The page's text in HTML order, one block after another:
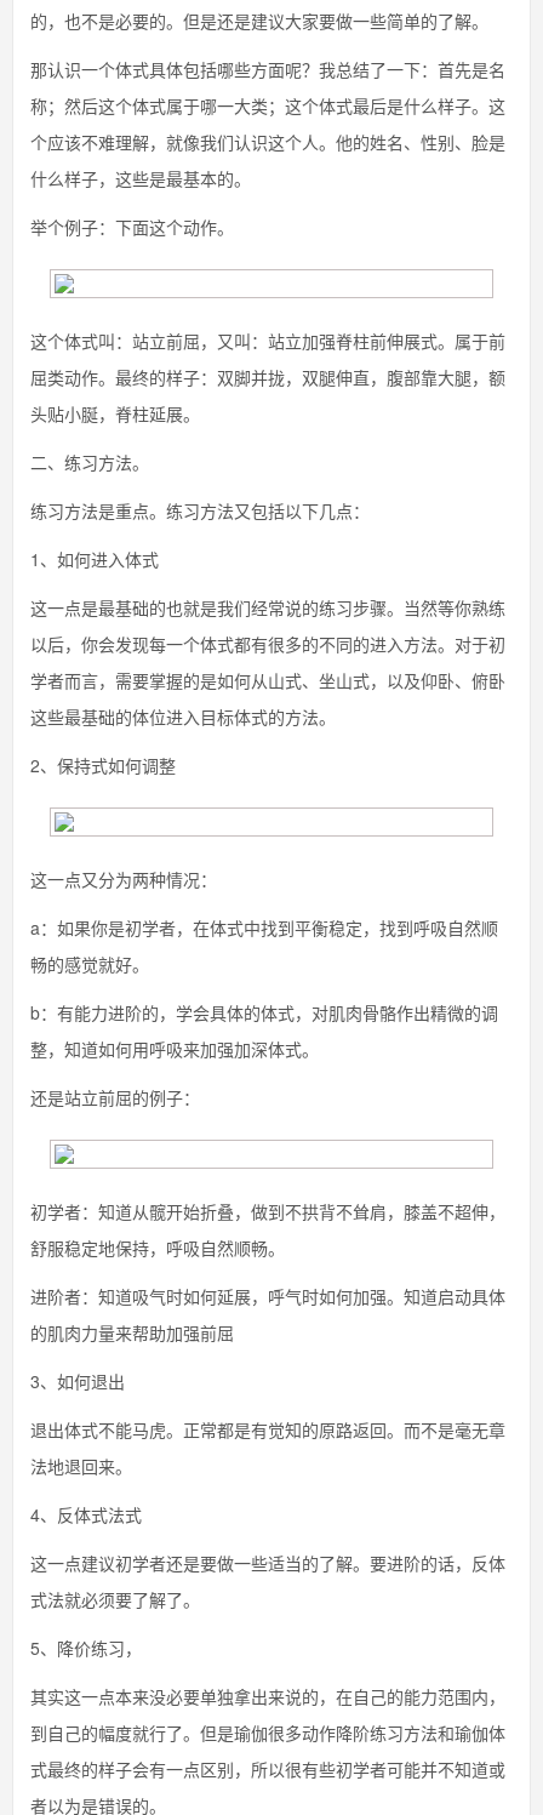
的，也不是必要的。但是还是建议大家要做一些简单的了解。
那认识一个体式具体包括哪些方面呢？我总结了一下：首先是名
称；然后这个体式属于哪一大类；这个体式最后是什么样子。这
个应该不难理解，就像我们认识这个人。他的姓名、性别、脸是
什么样子，这些是最基本的。
举个例子：下面这个动作。
这个体式叫：站立前屈，又叫：站立加强脊柱前伸展式。属于前
屈类动作。最终的样子：双脚并拢，双腿伸直，腹部靠大腿，额
头贴小脠，脊柱延展。
二、练习方法。
练习方法是重点。练习方法又包括以下几点：
1、如何进入体式
这一点是最基础的也就是我们经常说的练习步骤。当然等你熟练
以后，你会发现每一个体式都有很多的不同的进入方法。对于初
学者而言，需要掌握的是如何从山式、坐山式，以及仰卧、俯卧
这些最基础的体位进入目标体式的方法。
2、保持式如何调整
这一点又分为两种情况：
a：如果你是初学者，在体式中找到平衡稳定，找到呼吸自然顺
畅的感觉就好。
b：有能力进阶的，学会具体的体式，对肌肉骨骼作出精微的调
整，知道如何用呼吸来加强加深体式。
还是站立前屈的例子：
初学者：知道从髋开始折叠，做到不拱背不耸肩，膝盖不超伸，
舒服稳定地保持，呼吸自然顺畅。
进阶者：知道吸气时如何延展，呼气时如何加强。知道启动具体
的肌肉力量来帮助加强前屈
3、如何退出
退出体式不能马虎。正常都是有觉知的原路返回。而不是毫无章
法地退回来。
4、反体式法式
这一点建议初学者还是要做一些适当的了解。要进阶的话，反体
式法就必须要了解了。
5、降价练习，
其实这一点本来没必要单独拿出来说的，在自己的能力范围内，
到自己的幅度就行了。但是瑜伽很多动作降阶练习方法和瑜伽体
式最终的样子会有一点区别，所以很有些初学者可能并不知道或
者以为是错误的。